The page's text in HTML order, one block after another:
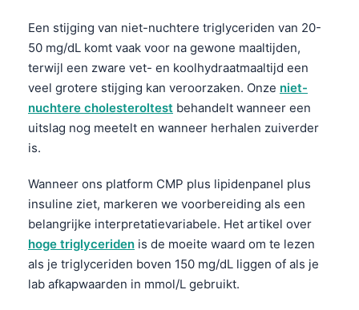
Een stijging van niet-nuchtere triglyceriden van 20-
50 mg/dL komt vaak voor na gewone maaltijden,
terwijl een zware vet- en koolhydraatmaaltijd een
veel grotere stijging kan veroorzaken. Onze niet-
nuchtere cholesteroltest behandelt wanneer een
uitslag nog meetelt en wanneer herhalen zuiverder
is.
Wanneer ons platform CMP plus lipidenpanel plus
insuline ziet, markeren we voorbereiding als een
belangrijke interpretatievariabele. Het artikel over
hoge triglyceriden is de moeite waard om te lezen
als je triglyceriden boven 150 mg/dL liggen of als je
lab afkapwaarden in mmol/L gebruikt.